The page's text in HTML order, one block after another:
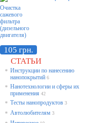
Очистка
сажевого
фильтра
(дизельного
двигателя)
105 грн.
СТАТЬИ
* Инструкции по нанесению
нанопокрытий 6
* Нанотехнологии и сферы их
применения 42
* Тесты нанопродуктов 3
* Автолюбителям 3